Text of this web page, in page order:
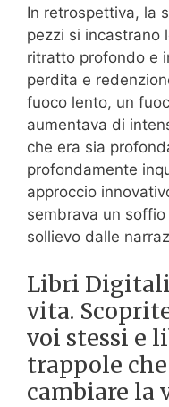
In retrospettiva, la
pezzi si incastrano
ritratto profondo e
perdita e
fuoco lento, un
aumentava di
che era sia
profondamente
approccio
sembrava un
sollievo dalle
Libri
vita.
voi stessi e
trappole
cambiare la